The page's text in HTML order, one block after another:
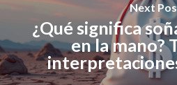
Next
¿Qué significa
en la mano?